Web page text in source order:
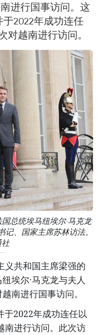
进行国事访问。这
于2022年成功连任
对越南进行访问。
总统埃马纽埃尔·马克龙
、国家主席苏林访法。
社
共和国主席梁强的
埃尔·马克龙与夫人
南进行国事访问。
于2022年成功连任以
南进行访问。此次访